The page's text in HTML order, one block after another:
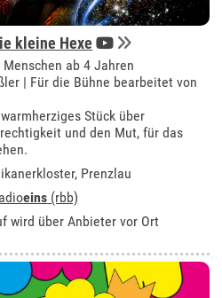
kleine Hexe
ab 4 Jahren
| Für die Bühne bearbeitet von
Stück über
und den Mut, für das
Prenzlau
eins (rbb)
wird über Anbieter vor Ort